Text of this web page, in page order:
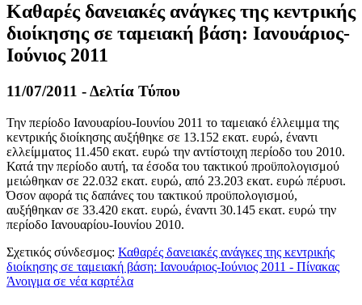
Καθαρές δανειακές ανάγκες της κεντρικής
διοίκησης σε ταμειακή βάση: Ιανουάριος-
Ιούνιος 2011
11/07/2011 - Δελτία Τύπου
Την περίοδο Ιανουαρίου-Ιουνίου 2011 το ταμειακό έλλειμμα της
κεντρικής διοίκησης αυξήθηκε σε 13.152 εκατ. ευρώ, έναντι
ελλείμματος 11.450 εκατ. ευρώ την αντίστοιχη περίοδο του 2010.
Κατά την περίοδο αυτή, τα έσοδα του τακτικού προϋπολογισμού
μειώθηκαν σε 22.032 εκατ. ευρώ, από 23.203 εκατ. ευρώ πέρυσι.
Όσον αφορά τις δαπάνες του τακτικού προϋπολογισμού,
αυξήθηκαν σε 33.420 εκατ. ευρώ, έναντι 30.145 εκατ. ευρώ την
περίοδο Ιανουαρίου-Ιουνίου 2010.
Σχετικός σύνδεσμος: Καθαρές δανειακές ανάγκες της κεντρικής
διοίκησης σε ταμειακή βάση: Ιανουάριος-Ιούνιος 2011 - Πίνακας
Άνοιγμα σε νέα καρτέλα